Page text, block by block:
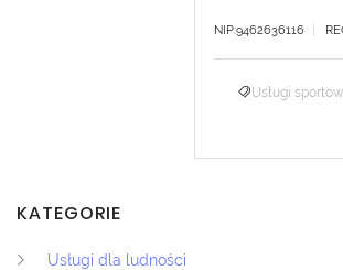
NIP:9462636116
Usługi
KATEGORIE
Usługi dla ludności